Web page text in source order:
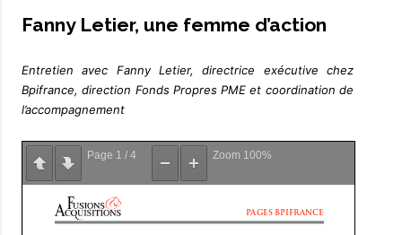
Fanny Letier, une femme d’action
Entretien avec Fanny Letier, directrice exécutive chez
Bpifrance, direction Fonds Propres PME et coordination de
l’accompagnement
Page 1 / 4 Zoom 100%